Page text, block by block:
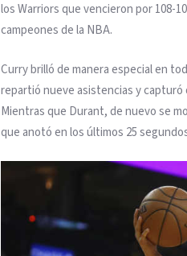
los Warriors que vencieron por 108-
campeones de la NBA.
Curry brilló de manera especial en
repartió nueve asistencias y capturó
Mientras que Durant, de nuevo se
que anotó en los últimos 25